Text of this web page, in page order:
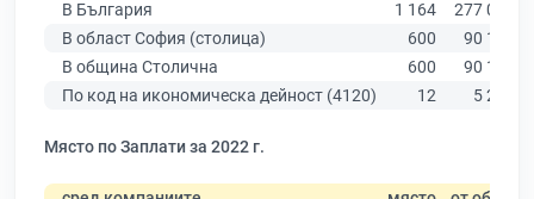
В България
1 164
277 019
В област София (столица)
600
90 178
В община Столична
600
90 178
По код на икономическа дейност (4120)
12 5 291
Място по Заплати за 2022 г.